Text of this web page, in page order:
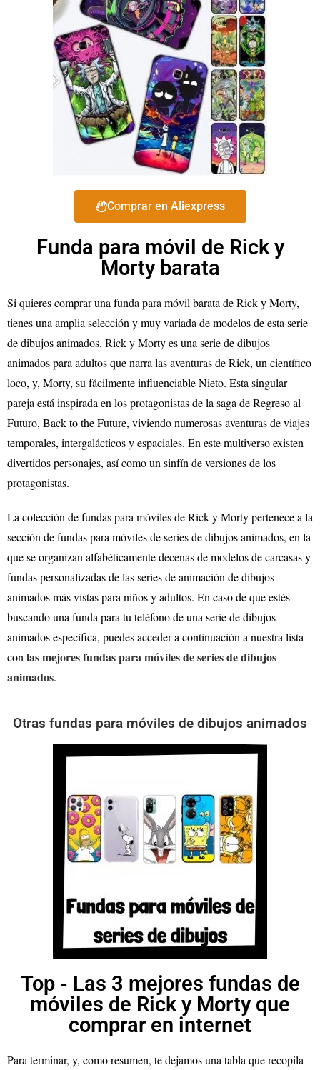
Comprar en Aliexpress
Funda para móvil de Rick y
Morty barata
Si quieres comprar una funda para móvil barata de Rick y Morty,
tienes una amplia selección y muy variada de modelos de esta serie
de dibujos animados. Rick y Morty es una serie de dibujos
animados para adultos que narra las aventuras de Rick, un científico
loco, y, Morty, su fácilmente influenciable Nieto. Esta singular
pareja está inspirada en los protagonistas de la saga de Regreso al
Futuro, Back to the Future, viviendo numerosas aventuras de viajes
temporales, intergalácticos y espaciales. En este multiverso existen
divertidos personajes, así como un sinfín de versiones de los
protagonistas.
La colección de fundas para móviles de Rick y Morty pertenece a la
sección de fundas para móviles de series de dibujos animados, en la
que se organizan alfabéticamente decenas de modelos de carcasas y
fundas personalizadas de las series de animación de dibujos
animados más vistas para niños y adultos. En caso de que estés
buscando una funda para tu teléfono de una serie de dibujos
animados específica, puedes acceder a continuación a nuestra lista
con las mejores fundas para móviles de series de dibujos
animados.
Otras fundas para móviles de dibujos animados
Top - Las 3 mejores fundas de
móviles de Rick y Morty que
comprar en internet
Para terminar, y, como resumen, te dejamos una tabla que recopila